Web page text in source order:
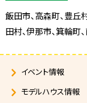
飯田市、高森町、豊丘
田村、伊那市、箕輪町
イベント情報
モデルハウス情報